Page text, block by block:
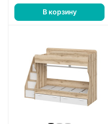
В корзину